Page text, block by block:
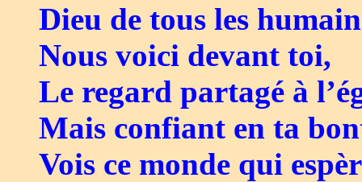
Dieu de tous les
Nous voici devant toi,
Le regard partagé à
Mais confiant en ta
Vois ce monde qui